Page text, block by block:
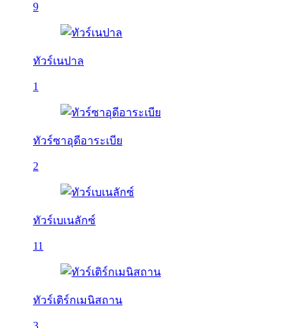
9
ทัวร์เนปาล
1
ทัวร์ซาอุดีอาระเบีย
2
ทัวร์เบเนลักซ์
11
ทัวร์เติร์กเมนิสถาน
3